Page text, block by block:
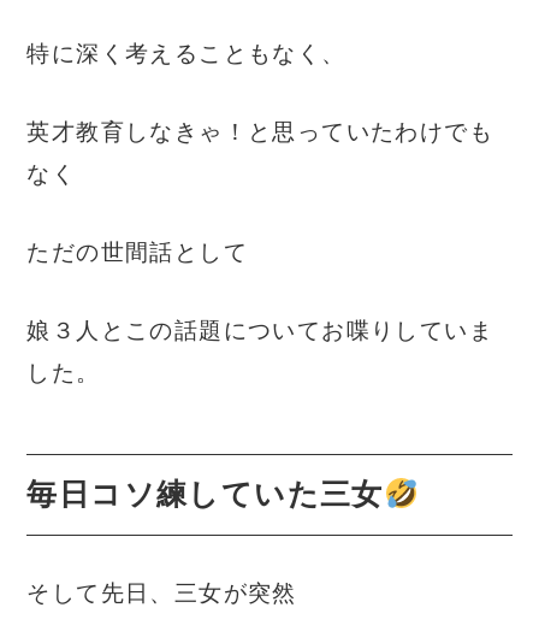
特に深く考えることもなく、
英才教育しなきゃ！と思っていたわけでも
なく
ただの世間話として
娘３人とこの話題についてお喋りしていま
した。
毎日コソ練していた三女
そして先日、三女が突然